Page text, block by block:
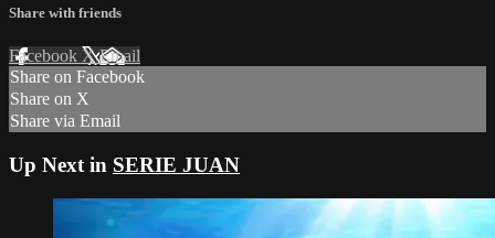
Share with friends
Facebook XEmail
Share on Facebook
Share on X
Share via Email
Up Next in SERIE JUAN